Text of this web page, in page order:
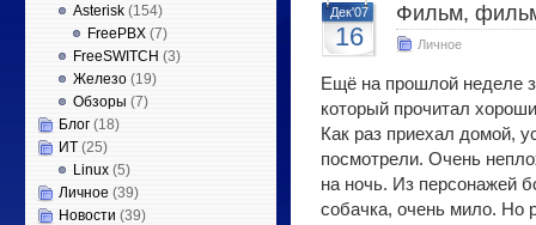
Asterisk (154)
FreePBX (7)
FreeSWITCH (3)
Железо (19)
Обзоры (7)
Блог (18)
ИТ (25)
Linux (5)
Личное (39)
Новости (39)
Дек'07
16
Фильм,
Личное
Ещё на прошлой неделе
который прочитал
Как раз приехал домой,
посмотрели. Очень
на ночь. Из персонажей
собачка, очень мило. Но